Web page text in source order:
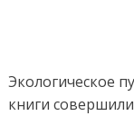
Экологическое
книги